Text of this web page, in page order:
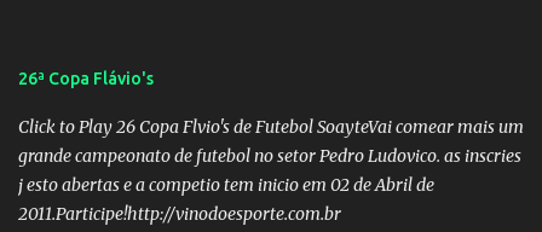
26ª Copa Flávio's
Click to Play 26 Copa Flvio's de Futebol SoayteVai comear mais um
grande campeonato de futebol no setor Pedro Ludovico. as inscries
j esto abertas e a competio tem inicio em 02 de Abril de
2011.Participe!http://vinodoesporte.com.br